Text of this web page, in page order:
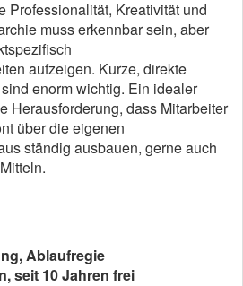
Professionalität, Kreativität und
muss erkennbar sein, aber
aufzeigen. Kurze, direkte
enorm wichtig. Ein idealer
Herausforderung, dass Mitarbeiter
über die eigenen
ständig ausbauen, gerne auch
Ablaufregie
seit 10 Jahren frei